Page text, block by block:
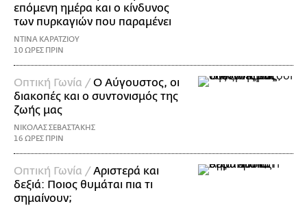
επόμενη ημέρα και ο κίνδυνος
των πυρκαγιών που παραμένει
ΝΤΙΝΑ ΚΑΡΑΤΖΙΟΥ
10 ΩΡΕΣ ΠΡΙΝ
Οπτική Γωνία / Ο Αύγουστος, οι
διακοπές και ο συντονισμός της
ζωής μας
ΝΙΚΟΛΑΣ ΣΕΒΑΣΤΑΚΗΣ
16 ΩΡΕΣ ΠΡΙΝ
Οπτική Γωνία / Αριστερά και
δεξιά: Ποιος θυμάται πια τι
σημαίνουν;